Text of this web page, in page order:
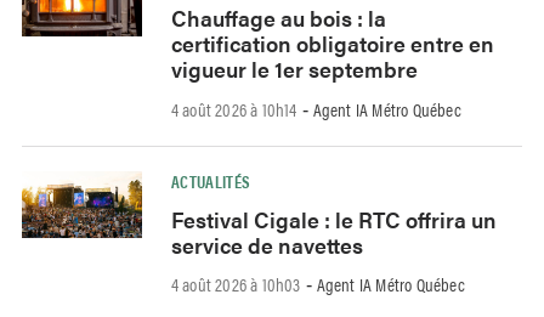
Chauffage au bois : la
certification obligatoire entre en
vigueur le 1er septembre
4 août 2026 à 10h14 - Agent IA Métro Québec
ACTUALITÉS
Festival Cigale : le RTC offrira un
service de navettes
4 août 2026 à 10h03 - Agent IA Métro Québec